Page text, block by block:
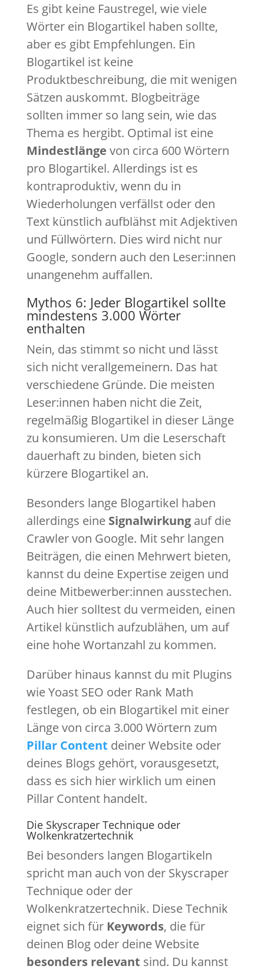
Es gibt keine Faustregel, wie viele
Wörter ein Blogartikel haben sollte,
aber es gibt Empfehlungen. Ein
Blogartikel ist keine
Produktbeschreibung, die mit wenigen
Sätzen auskommt. Blogbeiträge
sollten immer so lang sein, wie das
Thema es hergibt. Optimal ist eine
Mindestlänge von circa 600 Wörtern
pro Blogartikel. Allerdings ist es
kontraproduktiv, wenn du in
Wiederholungen verfällst oder den
Text künstlich aufblähst mit Adjektiven
und Füllwörtern. Dies wird nicht nur
Google, sondern auch den Leser:innen
unangenehm auffallen.
Mythos 6: Jeder Blogartikel sollte
mindestens 3.000 Wörter
enthalten
Nein, das stimmt so nicht und lässt
sich nicht verallgemeinern. Das hat
verschiedene Gründe. Die meisten
Leser:innen haben nicht die Zeit,
regelmäßig Blogartikel in dieser Länge
zu konsumieren. Um die Leserschaft
dauerhaft zu binden, bieten sich
kürzere Blogartikel an.
Besonders lange Blogartikel haben
allerdings eine Signalwirkungauf die
Crawler von Google. Mit sehr langen
Beiträgen, die einen Mehrwert bieten,
kannst du deine Expertise zeigen und
deine Mitbewerber:innen ausstechen.
Auch hier solltest du vermeiden, einen
Artikel künstlich aufzublähen, um auf
eine hohe Wortanzahl zu kommen.
Darüber hinaus kannst du mit Plugins
wie Yoast SEO oder Rank Math
festlegen, ob ein Blogartikel mit einer
Länge von circa 3.000 Wörtern zum
Pillar Content deiner Website oder
deines Blogs gehört, vorausgesetzt,
dass es sich hier wirklich um einen
Pillar Content handelt.
Die Skyscraper Technique oder
Wolkenkratzertechnik
Bei besonders langen Blogartikeln
spricht man auch von der Skyscraper
Technique oder der
Wolkenkratzertechnik. Diese Technik
eignet sich für Keywords, die für
deinen Blog oder deine Website
besonders relevant sind. Du kannst